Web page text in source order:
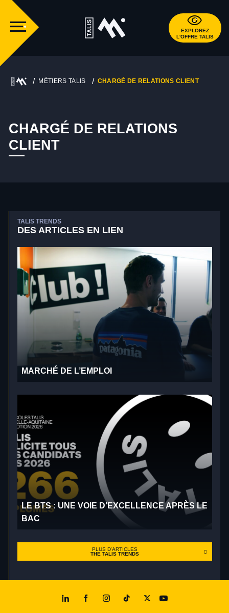
EXPLOREZ
L'OFFRE TALIS
MÉTIERS TALIS CHARGÉ DE RELATIONS CLIENT
CHARGÉ DE RELATIONS
CLIENT
TALIS TRENDS
DES ARTICLES EN LIEN
MARCHÉ DE L’EMPLOI
LE BTS : UNE VOIE D’EXCELLENCE APRÈS LE
BAC
PLUS D'ARTICLES
THE TALIS TRENDS